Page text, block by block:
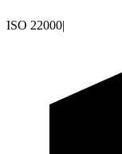
ISO 22000|